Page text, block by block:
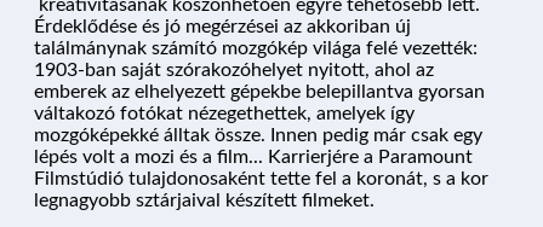
kreativitásának köszönhetően egyre tehetősebb lett.
Érdeklődése és jó megérzései az akkoriban új
találmánynak számító mozgókép világa felé vezették:
1903-ban saját szórakozóhelyet nyitott, ahol az
emberek az elhelyezett gépekbe belepillantva gyorsan
váltakozó fotókat nézegethettek, amelyek így
mozgóképekké álltak össze. Innen pedig már csak egy
lépés volt a mozi és a film... Karrierjére a Paramount
Filmstúdió tulajdonosaként tette fel a koronát, s a kor
legnagyobb sztárjaival készített filmeket.